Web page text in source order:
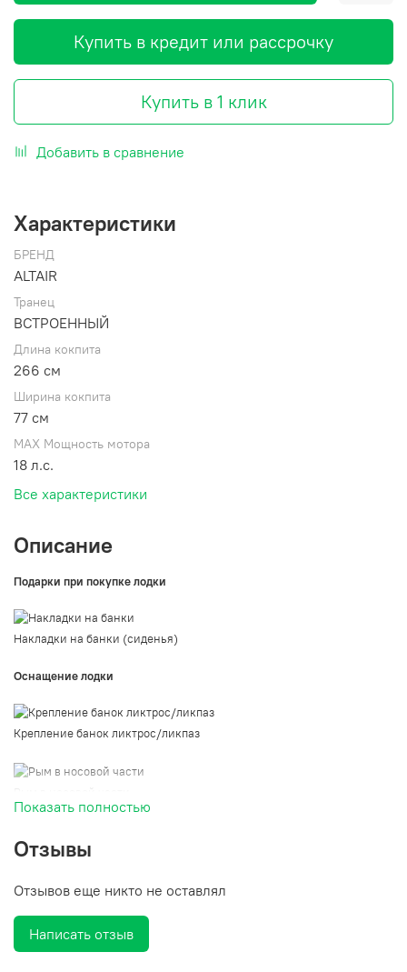
Купить в кредит или рассрочку
Купить в 1 клик
Добавить в сравнение
Характеристики
БРЕНД
ALTAIR
Транец
ВСТРОЕННЫЙ
Длина кокпита
266 см
Ширина кокпита
77 см
MAX Мощность мотора
18 л.с.
Все характеристики
Описание
Подарки при покупке лодки
Накладки на банки (сиденья)
Оснащение лодки
Крепление банок ликтрос/ликпаз
Ручка в носовой части
Показать полностью
Отзывы
Отзывов еще никто не оставлял
Написать отзыв